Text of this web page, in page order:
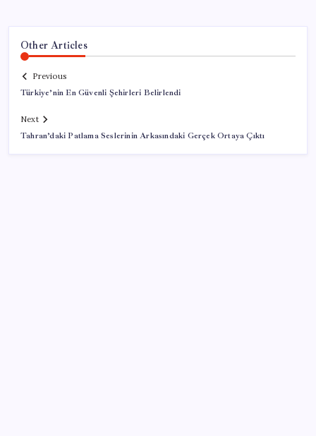
Other Articles
Previous
Türkiye’nin En Güvenli Şehirleri Belirlendi
Next
Tahran’daki Patlama Seslerinin Arkasındaki Gerçek Ortaya Çıktı